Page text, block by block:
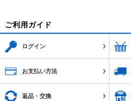
ご利用ガイド
ログイン
お支払い方法
返品・交換